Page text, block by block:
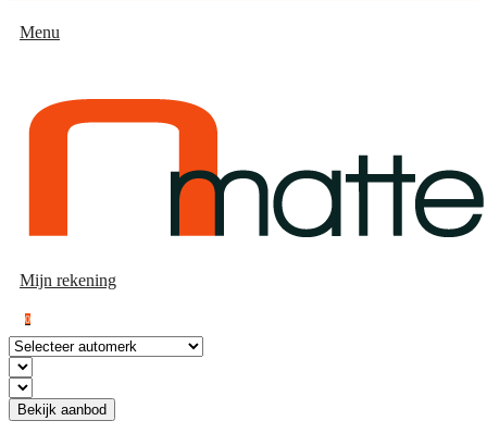
Menu
Mijn rekening
0
Bekijk aanbod